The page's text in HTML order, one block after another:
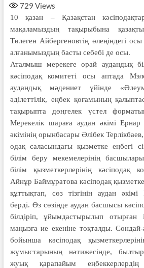
729 Views
10 қазан – Қазақстан
мақаламыздың тақырыбына
Төлеген Айбергеновтің өлеңіндегі
алғанымыздың басты себебі де осы.
Аталмыш мерекеге орай аудандық
кәсіподақ комитеті осы аптада
аудандық мәдениет үйінде
әділеттілік, еңбек қоғамының
тақырыпта дөңгелек үстел
Мерекелік шараға аудан әкімі
әкімінің орынбасары Әлібек
одақ саласындағы қызметке еңбегі
білім беру мекемелерінің
білім қыз­меткерлерінің кәсіподақ
Айнұр Баймұратова кәсіподақ
құттық­тап, сөз тізгінін аудан әкімі
берді. Өз сөзінде аудан басшысы
білдіріп, ұйымдастырылып
маңызға ие екеніне тоқталды.
бойынша кәсіподақ
жұмыстарының нәтижесінде,
жуық қарапайым